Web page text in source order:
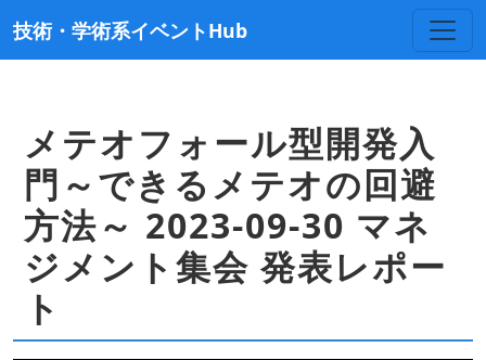
技術・学術系イベントHub
メテオフォール型開発入
門～できるメテオの回避
方法～ 2023-09-30 マネ
ジメント集会 発表レポー
ト